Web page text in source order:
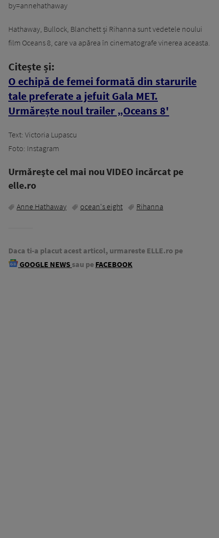
by=annehathaway
Hathaway, Bullock, Blanchett și Rihanna sunt vedetele noului
film Oceans 8, care va apărea în cinematografe vinerea aceasta.
Citește și:
O echipă de femei formată din starurile
tale preferate a jefuit Gala MET.
Urmărește noul trailer „Oceans 8'
Text: Victoria Lupascu
Foto: Instagram
Urmăreşte cel mai nou VIDEO incărcat pe
elle.ro
Anne Hathaway ocean's eight Rihanna
Daca ti-a placut acest articol, urmareste ELLE.ro pe
GOOGLE NEWS sau pe FACEBOOK